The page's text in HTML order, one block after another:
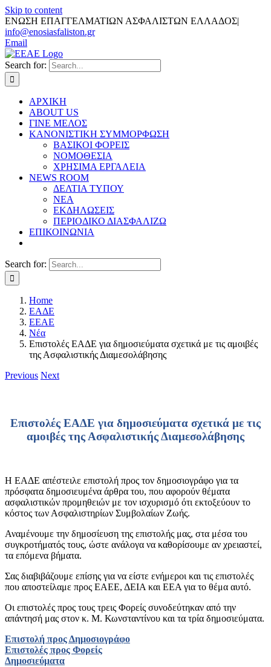
Skip to content
ΕΝΩΣΗ ΕΠΑΓΓΕΛΜΑΤΙΩΝ ΑΣΦΑΛΙΣΤΩΝ ΕΛΛΑΔΟΣ|
info@enosiasfaliston.gr
Email
Search for:
ΑΡΧΙΚΗ
ABOUT US
ΓΙΝΕ ΜΕΛΟΣ
ΚΑΝΟΝΙΣΤΙΚΗ ΣΥΜΜΟΡΦΩΣΗ
ΒΑΣΙΚΟΙ ΦΟΡΕΙΣ
ΝΟΜΟΘΕΣΙΑ
ΧΡΗΣΙΜΑ ΕΡΓΑΛΕΙΑ
NEWS ROOM
ΔΕΛΤΙΑ ΤΥΠΟΥ
ΝΕΑ
ΕΚΔΗΛΩΣΕΙΣ
ΠΕΡΙΟΔΙΚΟ ΔΙΑΣΦΑΛΙΖΩ
ΕΠΙΚΟΙΝΩΝΙΑ
Search for:
Home
ΕΑΔΕ
ΕΕΑΕ
Νέα
Επιστολές ΕΑΔΕ για δημοσιεύματα σχετικά με τις αμοιβές
της Ασφαλιστικής Διαμεσολάβησης
Previous Next
Επιστολές ΕΑΔΕ για δημοσιεύματα σχετικά με τις
αμοιβές της Ασφαλιστικής Διαμεσολάβησης
Η ΕΑΔΕ απέστειλε επιστολή προς τον δημοσιογράφο για τα
πρόσφατα δημοσιευμένα άρθρα του, που αφορούν θέματα
ασφαλιστικών προμηθειών με τον ισχυρισμό ότι εκτοξεύουν το
κόστος των Ασφαλιστηρίων Συμβολαίων Ζωής.
Αναμένουμε την δημοσίευση της επιστολής μας, στα μέσα του
συγκροτήματός τους, ώστε ανάλογα να καθορίσουμε αν χρειαστεί,
τα επόμενα βήματα.
Σας διαβιβάζουμε επίσης για να είστε ενήμεροι και τις επιστολές
που αποστείλαμε προς ΕΑΕΕ, ΔΕΙΑ και ΕΕΑ για το θέμα αυτό.
Οι επιστολές προς τους τρεις Φορείς συνοδεύτηκαν από την
απάντησή μας στον κ. Μ. Κωνσταντίνου και τα τρία δημοσιεύματα.
Επιστολή προς Δημοσιογράφο
Επιστολές προς Φορείς
Δημοσιεύματα